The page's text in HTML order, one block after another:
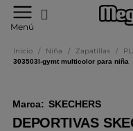
Menú
Inicio / Niña / Zapatillas /
303503l-gymt multicolor para niña
Marca: SKECHERS
DEPORTIVAS